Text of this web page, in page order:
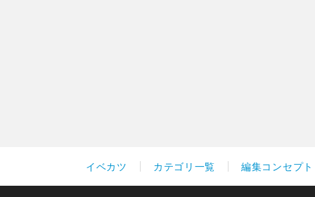
イベカツ カテゴリ一覧 編集コンセプト